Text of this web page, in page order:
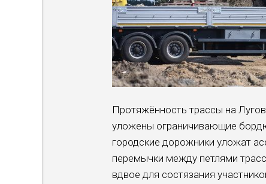
Протяжённость трассы на
уложены ограничивающие
городские дорожники уложат
перемычки между петлями
вдвое для состязания